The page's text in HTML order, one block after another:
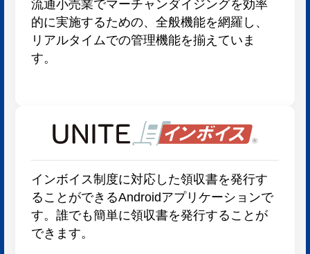
流通小売業でマーチャンダイジングを効率
的に実施するための、全般機能を網羅し、
リアルタイムでの管理機能を揃えていま
す。
インボイス制度に対応した領収書を発行す
ることができるAndroidアプリケーションで
す。誰でも簡単に領収書を発行することが
できます。